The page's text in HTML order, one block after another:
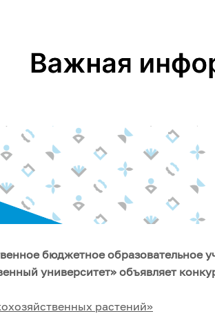
бюджетное образовательное
университет» объявляет
растений»